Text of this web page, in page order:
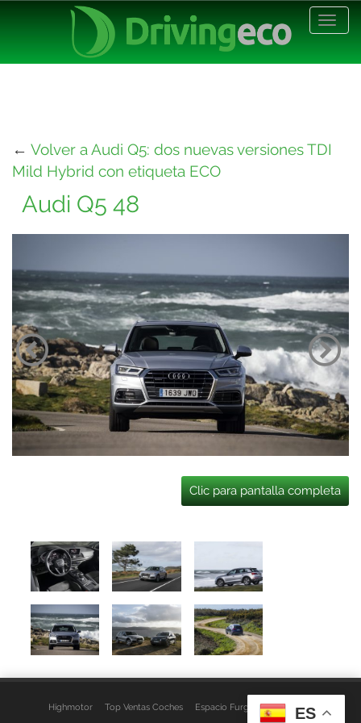
← Volver a Audi Q5: dos nuevas versiones TDI
Mild Hybrid con etiqueta ECO
Audi Q5 48
Clic para pantalla completa
Highmotor Top Ventas Coches Espacio Furgo Aviso Legal
ES